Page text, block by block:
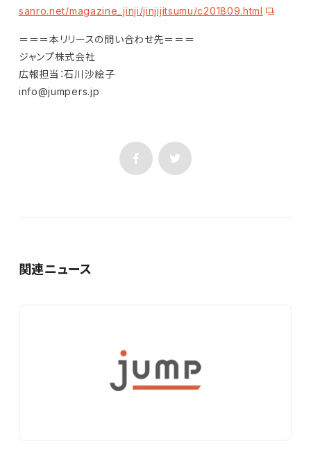
sanro.net/magazine_jinji/jinjijitsumu/c201809.html
＝＝＝本リリースの問い合わせ先＝＝＝
ジャンプ株式会社
広報担当：石川沙絵子
info@jumpers.jp
関連ニュース